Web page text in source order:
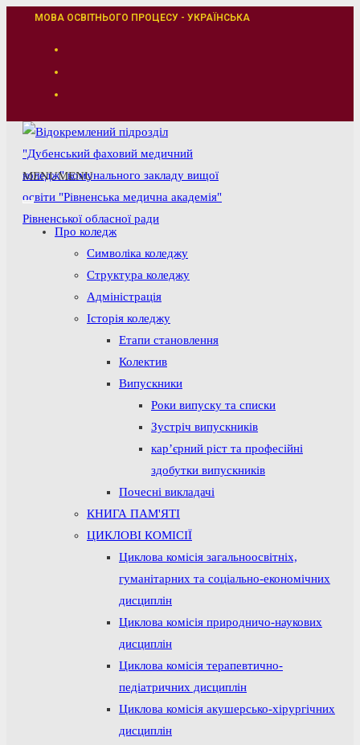
ПерейтиМОВА ОСВІТНЬОГО ПРОЦЕСУ - УКРАЇНСЬКА
MENUMENU
Про коледж
Символіка коледжу
Структура коледжу
Адміністрація
Історія коледжу
Етапи становлення
Колектив
Випускники
Роки випуску та списки
Зустріч випускників
кар’єрний ріст та професійні
здобутки випускників
Почесні викладачі
КНИГА ПАМ'ЯТІ
ЦИКЛОВІ КОМІСІЇ
Циклова комісія загальноосвітніх,
гуманітарних та соціально-економічних
дисциплін
Циклова комісія природничо-наукових
дисциплін
Циклова комісія терапевтично-
педіатричних дисциплін
Циклова комісія акушерсько-хірургічних
дисциплін